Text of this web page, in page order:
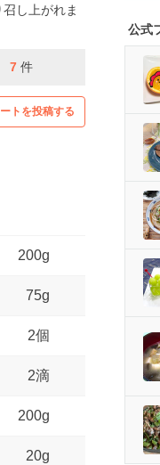
し上がれま
7 件
トを投稿する
200g
75g
2個
2滴
200g
20g
公式